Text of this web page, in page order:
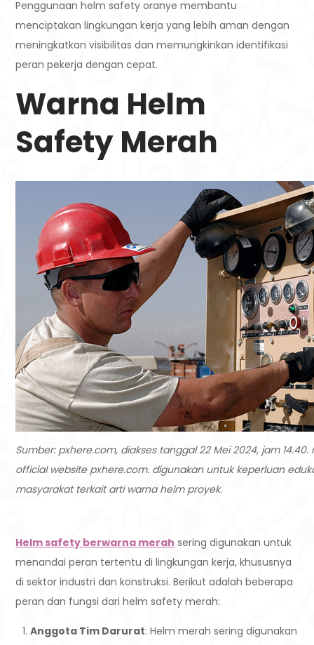
Penggunaan helm safety oranye membantu
menciptakan lingkungan kerja yang lebih aman dengan
meningkatkan visibilitas dan memungkinkan identifikasi
peran pekerja dengan cepat.
Warna Helm
Safety Merah
Sumber: pxhere.com, diakses tanggal 22 Mei 2024, jam 14.40.
official website pxhere.com. digunakan untuk keperluan
masyarakat terkait arti warna helm proyek.
Helm safety berwarna merah sering digunakan untuk
menandai peran tertentu di lingkungan kerja, khususnya
di sektor industri dan konstruksi. Berikut adalah beberapa
peran dan fungsi dari helm safety merah:
Anggota Tim Darurat: Helm merah sering digunakan